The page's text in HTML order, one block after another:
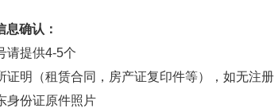
息确认：
请提供4-5个
证明（租赁合同，房产证复印件等），如无注
身份证原件照片